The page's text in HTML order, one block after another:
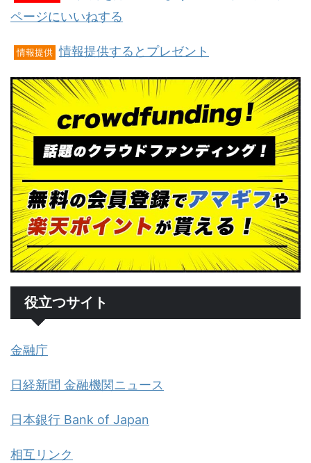
ページにいいねする
情報提供 情報提供するとプレゼント
役立つサイト
金融庁
日経新聞 金融機関ニュース
日本銀行 Bank of Japan
相互リンク